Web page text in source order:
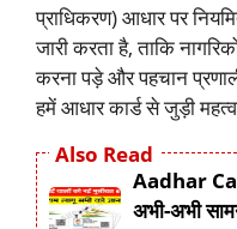
प्राधिकरण) आधार पर
जारी करता है, ताकि
करना पड़े और पहचान
हमें आधार कार्ड से जुड़ी
Also Read
Aadhar
अभी-अभी